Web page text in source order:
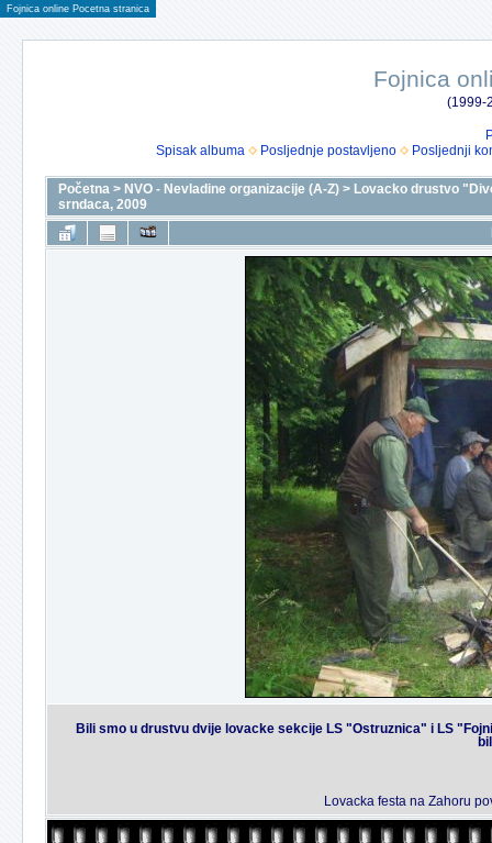
Fojnica online Pocetna stranica
Fojnica
(1999-
Spisak albuma
Posljednje postavljeno Posljednji
Početna > NVO - Nevladine organizacije (A-Z) > Lovacko drustvo
srndaca, 2009
Bili smo u drustvu dvije lovacke sekcije LS "Ostruznica" i LS
Lovacka festa na Zahoru